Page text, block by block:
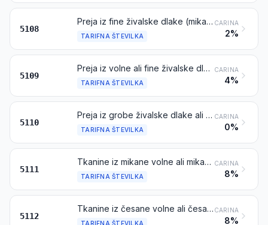
5108
Preja iz fine živalske dlake (mikana ali česana), nepripravljena za prodajo na drobno
TARIFNA ŠTEVILKA
CARINA
2%
5109
Preja iz volne ali fine živalske dlake, pripravljena za prodajo na drobno
TARIFNA ŠTEVILKA
CARINA
4%
5110
Preja iz grobe živalske dlake ali konjske žime (vključno ovita preja iz konjske žime), pripravljena ali nepripravljena za prodajo na drobno
TARIFNA ŠTEVILKA
CARINA
0%
5111
Tkanine iz mikane volne ali mikane fine živalske dlake
TARIFNA ŠTEVILKA
CARINA
8%
5112
Tkanine iz česane volne ali česane fine živalske dlake
TARIFNA ŠTEVILKA
CARINA
8%